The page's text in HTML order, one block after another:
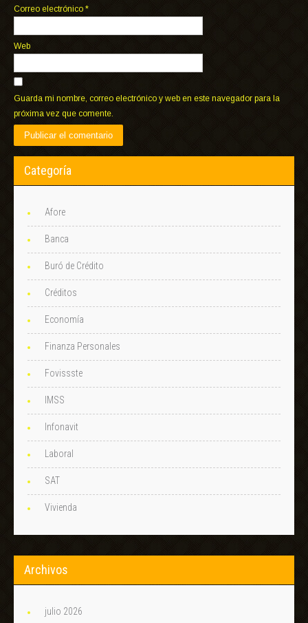
Correo electrónico *
Web
Guarda mi nombre, correo electrónico y web en este navegador para la
próxima vez que comente.
Categoría
Afore
Banca
Buró de Crédito
Créditos
Economía
Finanza Personales
Fovissste
IMSS
Infonavit
Laboral
SAT
Vivienda
Archivos
julio 2026